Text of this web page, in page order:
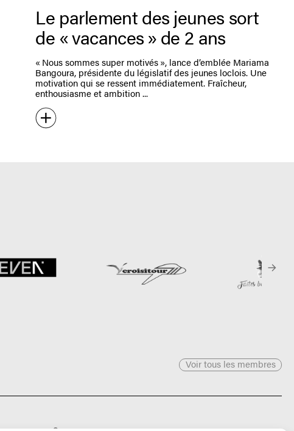
Le parlement des jeunes sort
de « vacances » de 2 ans
« Nous sommes super motivés », lance d’emblée Mariama
Bangoura, présidente du législatif des jeunes loclois. Une
motivation qui se ressent immédiatement. Fraîcheur,
enthousiasme et ambition
Voir tous les membres